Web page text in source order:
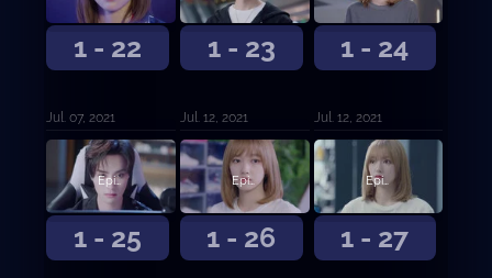
1 - 22
Jul. 07, 2021
1 - 23
Jul. 12, 2021
1 - 24
Jul. 12, 2021
1 - 25
Episodio 25
1 - 26
Episodio 26
1 - 27
Episodio 27